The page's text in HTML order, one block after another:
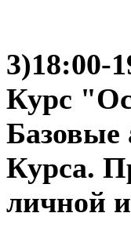
3)18:00-
Курс
Базовые
Курса.
личной